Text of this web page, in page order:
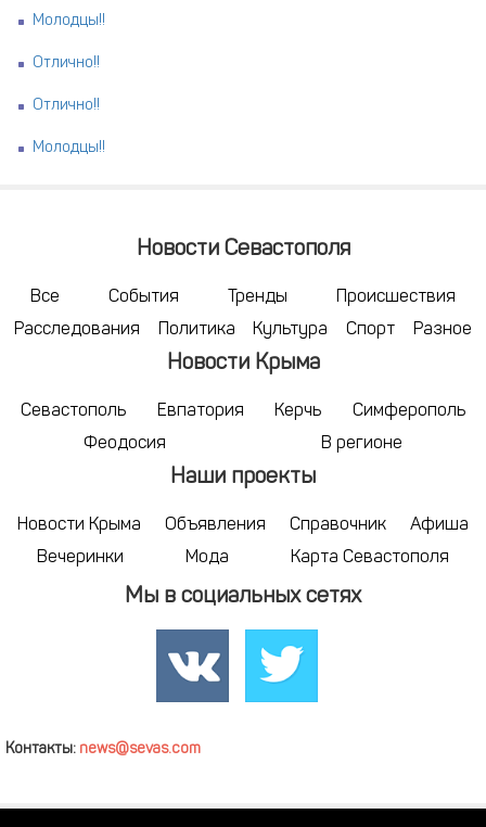
Молодцы!!
Отлично!!
Отлично!!
Молодцы!!
Новости Севастополя
Все События Тренды
Происшествия
Расследования
Политика Культура Спорт Разное
Новости Крыма
Севастополь Евпатория Керчь
Симферополь
Феодосия
В регионе
Наши проекты
Новости Крыма Объявления Справочник
Афиша
Вечеринки
Мода Карта Севастополя
Мы в социальных сетях
Контакты: news@sevas.com